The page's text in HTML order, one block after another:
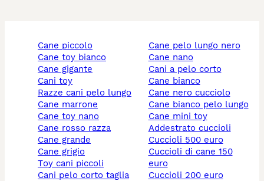
cane piccolo
cane toy bianco
cane gigante
cani toy
razze cani pelo lungo
cane marrone
cane toy nano
cane rosso razza
cane grande
cane grigio
toy cani piccoli
cani pelo corto taglia
cane pelo lungo nero
cane nano
cani a pelo corto
cane bianco
cane nero cucciolo
cane bianco pelo lungo
cane mini toy
addestrato cuccioli
cuccioli 500 euro
cuccioli di cane 150
euro
cuccioli 200 euro